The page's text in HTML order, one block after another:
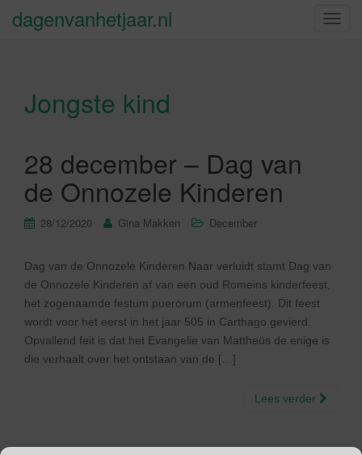
S
dagenvanhetjaar.nl
Jongste kind
28 december – Dag van
de Onnozele Kinderen
28/12/2020 Gina Makken December
Dag van de Onnozele Kinderen Naar verluidt stamt Dag van
de Onnozele Kinderen af van een oud Romeins kinderfeest,
het zogenaamde festum puerorum (armenfeest). Dit feest
wordt voor het eerst in het jaar 505 in Carthago gevierd.
Opvallend feit is dat het Evangelie van Mattheüs de enige is
die verhaalt over het ontstaan van de […]
Lees verder